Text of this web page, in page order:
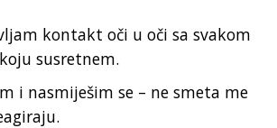
kontakt oči u oči sa svakom
susretnem.
i nasmiješim se – ne smeta me